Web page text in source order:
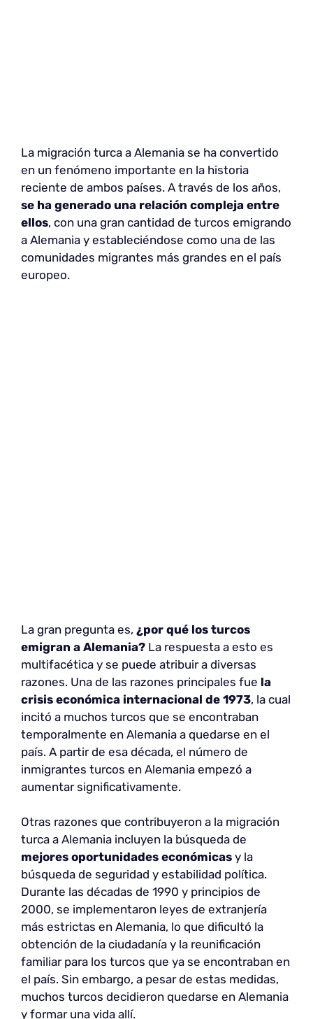
La migración turca a Alemania se ha convertido
en un fenómeno importante en la historia
reciente de ambos países. A través de los años,
se ha generado una relación compleja entre
ellos, con una gran cantidad de turcos emigrando
a Alemania y estableciéndose como una de las
comunidades migrantes más grandes en el país
europeo.
La gran pregunta es, ¿por qué los turcos
emigran a Alemania? La respuesta a esto es
multifacética y se puede atribuir a diversas
razones. Una de las razones principales fue la
crisis económica internacional de 1973, la cual
incitó a muchos turcos que se encontraban
temporalmente en Alemania a quedarse en el
país. A partir de esa década, el número de
inmigrantes turcos en Alemania empezó a
aumentar significativamente.
Otras razones que contribuyeron a la migración
turca a Alemania incluyen la búsqueda de
mejores oportunidades económicas y la
búsqueda de seguridad y estabilidad política.
Durante las décadas de 1990 y principios de
2000, se implementaron leyes de extranjería
más estrictas en Alemania, lo que dificultó la
obtención de la ciudadanía y la reunificación
familiar para los turcos que ya se encontraban en
el país. Sin embargo, a pesar de estas medidas,
muchos turcos decidieron quedarse en Alemania
y formar una vida allí.